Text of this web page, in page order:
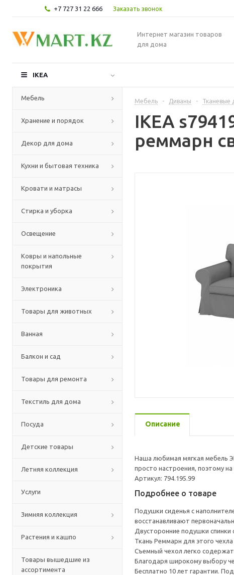
+7 727 31 22 666 Заказать звонок
Интернет магазин товаров
для дома
IKEA
Мебель
Хранение и порядок
Декор для дома
Кухни и бытовая техника
Кровати и матрасы
Стирка и уборка
Освещение
Ковры и напольные
покрытия
Электроника
Товары для животных
Ванная
Балкон и сад
Товары для ремонта
Текстиль для дома
Посуда
Детские товары
Летняя коллекция
Услуги
Зимняя коллекция
Растения и кашпо
Товары вышедшие из
ассортимента
Мебель - Диваны - Тканевые
IKEA
реммарн
Описание
Наша любимая мягкая мебель
просто настроения, поэтому на
Артикул: 794.195.99
Подробнее о товаре
Подушки сиденья с
восстанавливают
Двусторонние подушки спинки
Ткань Реммарн для этого
Съемный чехол легко
Благодаря широкому выбору
Бесплатно 10 лет гарантии.